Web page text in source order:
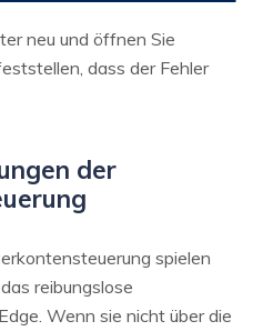
neu und öffnen Sie
dass der Fehler
der
spielen
reibungslose
Wenn sie nicht über die